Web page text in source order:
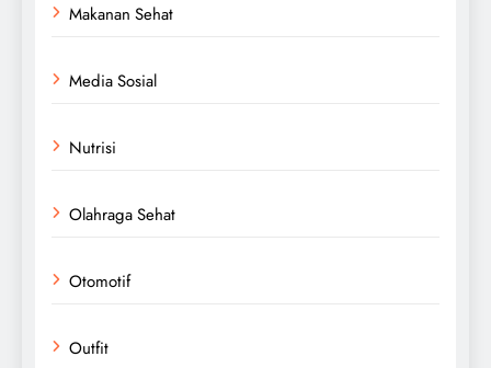
Makanan Sehat
Media Sosial
Nutrisi
Olahraga Sehat
Otomotif
Outfit